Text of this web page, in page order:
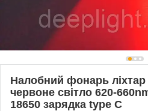
Налобний фонарь ліхтар
червоне світло 620-
18650 зарядка type C